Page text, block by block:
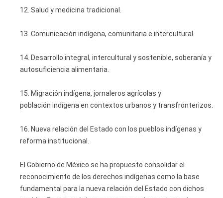
12. Salud y medicina tradicional.
13. Comunicación indígena, comunitaria e intercultural.
14. Desarrollo integral, intercultural y sostenible, soberanía y
autosuficiencia alimentaria.
15. Migración indígena, jornaleros agrícolas y
población indígena en contextos urbanos y transfronterizos.
16. Nueva relación del Estado con los pueblos indígenas y
reforma institucional.
El Gobierno de México se ha propuesto consolidar el
reconocimiento de los derechos indígenas como la base
fundamental para la nueva relación del Estado con dichos